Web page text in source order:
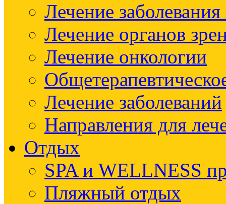
Лечение
Лечение органов
Лечение онкологии
Лечение заболеваний
Направления для
Отдых
SPA и WELLNESS
Пляжный отдых